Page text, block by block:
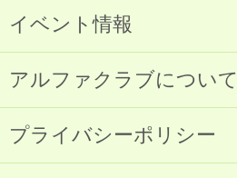
イベント情報
アルファクラブについて
プライバシーポリシー